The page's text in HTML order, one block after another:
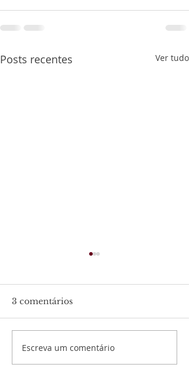
Posts recentes Ver tudo
A Lua
3 comentários
Escreva um comentário